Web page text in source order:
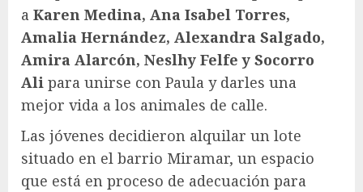
a Karen Medina, Ana Isabel Torres,
Amalia Hernández, Alexandra Salgado,
Amira Alarcón, Neslhy Felfe y Socorro
Ali para unirse con Paula y darles una
mejor vida a los animales de calle.
Las jóvenes decidieron alquilar un lote
situado en el barrio Miramar, un espacio
que está en proceso de adecuación para